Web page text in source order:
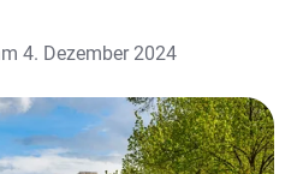
4. Dezember 2024